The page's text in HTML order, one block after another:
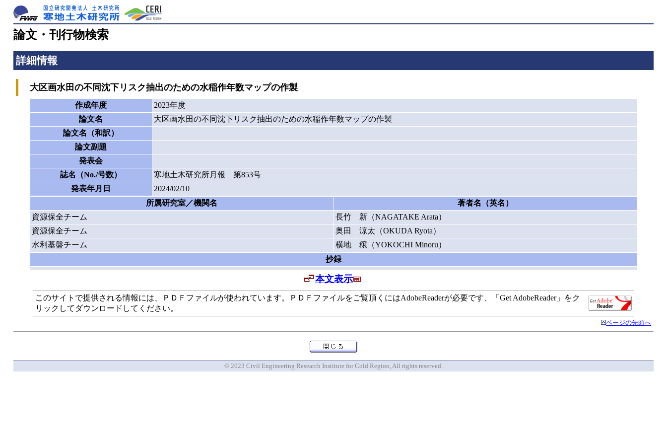
論文・刊行物検索
詳細情報
大区画水田の不同沈下リスク抽出のための水稲作年数マップの作製
作成年度
2023年度
論文名
大区画水田の不同沈下リスク抽出のための水稲作年数マップの作製
論文名（和訳）
論文副題
発表会
誌名（No./号数）
寒地土木研究所月報 第853号
発表年月日
2024/02/10
所属研究室／機関名
著者名（英名）
資源保全チーム
長竹 新（NAGATAKE Arata）
資源保全チーム
奥田 涼太（OKUDA Ryota）
水利基盤チーム
横地 穣（YOKOCHI Minoru）
抄録
本文表示
このサイトで提供される情報には、ＰＤＦファイルが使われています。ＰＤＦファイルをご覧頂くにはAdobeReaderが必要です、「Get AdobeReader」をク
リックしてダウンロードしてください。
ページの先頭へ
© 2023 Civil Engineering Research Institute for Cold Region, All rights reserved.